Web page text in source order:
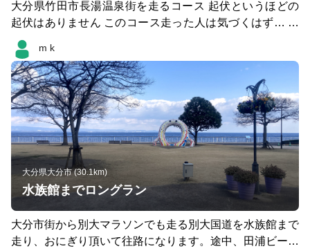
大分県竹田市長湯温泉街を走るコース 起伏というほどの
起伏はありません このコース走った人は気づくはず… こ
の短い範囲にどんだけ温泉あるねん…！と（なぜか関西
弁） 建物が個性的な温泉が多いので建築に興味がある方
もオススメです（写真はラムネ温泉） だいたいどの温泉
も露天や半露天も持っているので ランニング&温泉好きは
ぜひ！
m k
大分県大分市 (30.1km)
水族館までロングラン
大分市街から別大マラソンでも走る別大国道を水族館まで
走り、おにぎり頂いて往路になります。途中、田浦ビーチ